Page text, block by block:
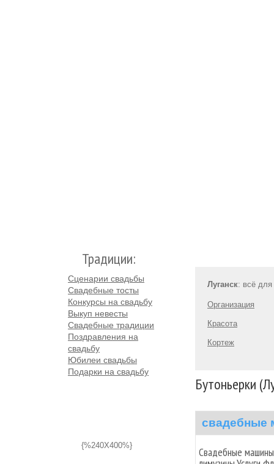
Традиции:
Сценарии свадьбы
Свадебные тосты
Конкурсы на свадьбу
Выкуп невесты
Свадебные традиции
Поздравления на
свадьбу
Юбилеи свадьбы
Подарки на свадьбу
{%240X400%}
Луганск: всё
Организация
Красота
Кортеж
Бутоньерки
свадебные
Свадебные машины